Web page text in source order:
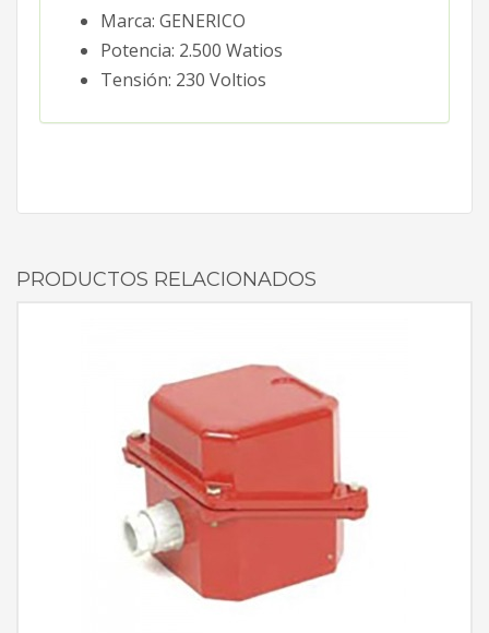
Marca: GENERICO
Potencia: 2.500 Watios
Tensión: 230 Voltios
PRODUCTOS RELACIONADOS